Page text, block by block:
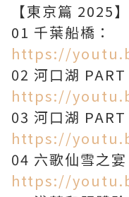
【東京篇 2025】
01 千葉船橋：
https://
02 河口湖 PART
https://
03 河口湖 PART
https://
04 六歌仙雪之宴
https://